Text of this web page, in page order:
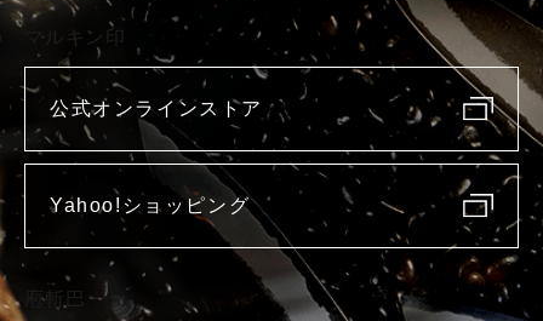
マルキン印
公式オンラインストア
Yahoo!ショッピング
庖斬巴